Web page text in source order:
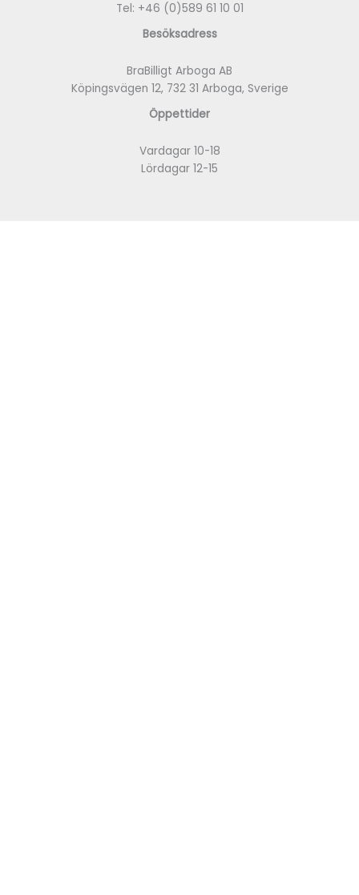
Tel: +46 (0)589 61 10 01
Besöksadress
BraBilligt Arboga AB
Köpingsvägen 12, 732 31 Arboga, Sverige
Öppettider
Vardagar 10-18
Lördagar 12-15